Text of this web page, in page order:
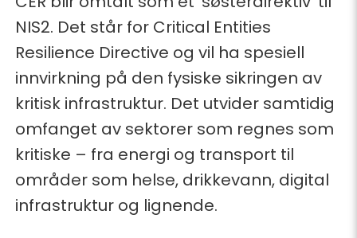
NIS2. Det står for Critical Entities
Resilience Directive og vil ha spesiell
innvirkning på den fysiske sikringen av
kritisk infrastruktur. Det utvider samtidig
omfanget av sektorer som regnes som
kritiske – fra energi og transport til
områder som helse, drikkevann, digital
infrastruktur og lignende.